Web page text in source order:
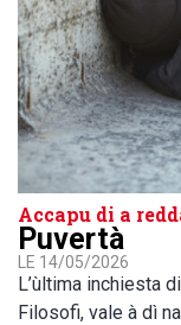
Accapu di a
Puvertà
LE 14/05/2026
L’ùltima inchiesta
Filosofi, vale à dì